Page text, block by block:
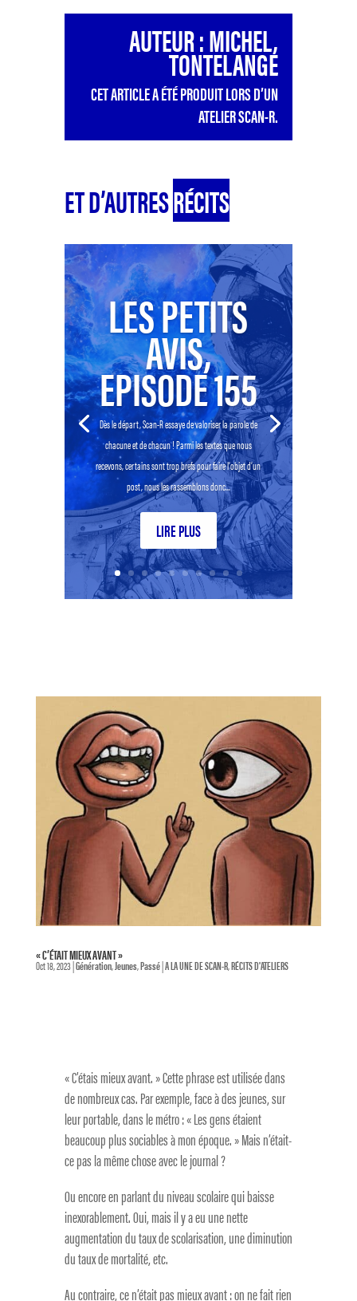
AUTEUR : MICHEL,
TONTELANGE
CET ARTICLE A ÉTÉ PRODUIT LORS D’UN
ATELIER SCAN-R.
ET D’AUTRESRÉCITS
LES PETITS
AVIS,
EPISODE 155
Dès le départ, Scan-R essaye de valoriser la parole de
chacune et de chacun ! Parmi les textes que nous
recevons, certains sont trop brefs pour faire l’objet d’un
post, nous les rassemblons donc...
LIRE PLUS
« C’ÉTAIT MIEUX AVANT »
Oct 18, 2023|Génération,Jeunes,Passé|A LA UNE DE SCAN-R,RÉCITS D'ATELIERS
« C’étais mieux avant. » Cette phrase est utilisée dans
de nombreux cas. Par exemple, face à des jeunes, sur
leur portable, dans le métro : « Les gens étaient
beaucoup plus sociables à mon époque. » Mais n’était-
ce pas la même chose avec le journal ?
Ou encore en parlant du niveau scolaire qui baisse
inexorablement. Oui, mais il y a eu une nette
augmentation du taux de scolarisation, une diminution
du taux de mortalité, etc.
Au contraire, ce n’était pas mieux avant : on ne fait rien